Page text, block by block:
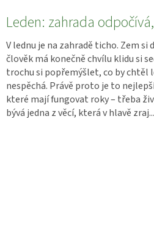
Leden: zahrada
V lednu je na zahradě ticho. Zem si
člověk má konečně chvílu klidu si
trochu si popřemýšlet, co by chtěl
nespěchá. Právě proto je to
které mají fungovat roky – třeba
bývá jedna z věcí, která v hlavě zraj...